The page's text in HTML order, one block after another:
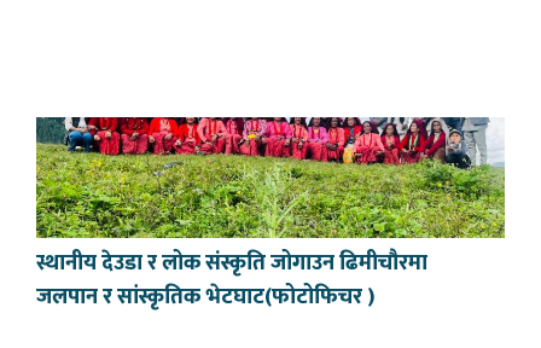
स्थानीय देउडा र लोक संस्कृति जोगाउन ढिमीचौरमा
जलपान र सांस्कृतिक भेटघाट(फोटोफिचर )